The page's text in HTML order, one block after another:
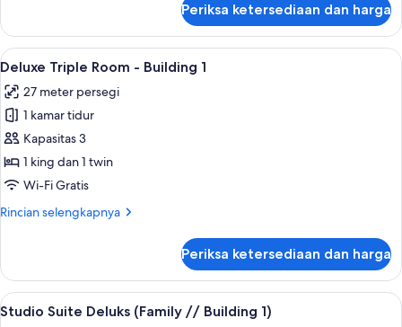
Deluxe
Room
with
Building
Periksa ketersediaan dan harga
Lihat
semua
foto
untuk
Deluxe
Triple
Room
Building
Deluxe Triple Room - Building 1 |
12
Deluxe Triple Room - Building 1
27 meter persegi
1 kamar tidur
Kapasitas 3
1 king dan 1 twin
Wi-Fi Gratis
Rincian selengkapnya
Rincian
Deluxe
Triple
Room
Periksa ketersediaan dan harga
Lihat
semua
Studio Suite Deluks (Family //
21
Studio Suite Deluks (Family // Building 1)